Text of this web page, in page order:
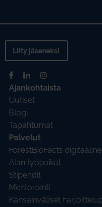
Liity jäseneksi
Ajankohtaista
Uutiset
Blogi
Tapahtumat
Palvelut
ForestBioFacts
Alan työpaikat
Stipendit
Mentorointi
Kansainväliset